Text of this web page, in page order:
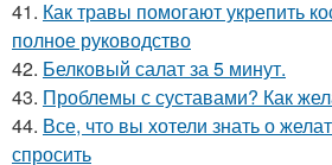
41. Как травы помогают укрепить
полное руководство
42. Белковый салат за 5 минут.
43. Проблемы с суставами? Как
44. Все, что вы хотели знать о
спросить